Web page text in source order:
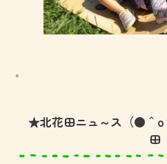
。
★北花田ニュ～ス（●＾
田